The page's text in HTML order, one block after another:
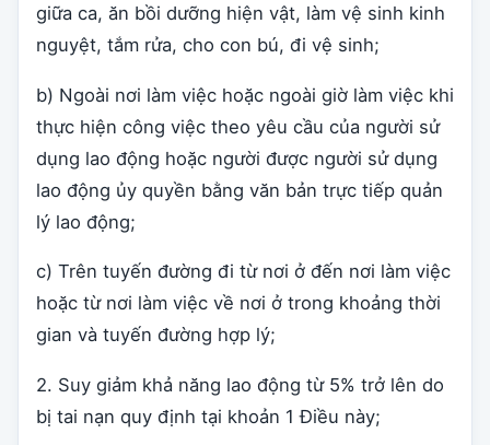
giữa ca, ăn bồi dưỡng hiện vật, làm vệ sinh kinh
nguyệt, tắm rửa, cho con bú, đi vệ sinh;
b) Ngoài nơi làm việc hoặc ngoài giờ làm việc khi
thực hiện công việc theo yêu cầu của người sử
dụng lao động hoặc người được người sử dụng
lao động ủy quyền bằng văn bản trực tiếp quản
lý lao động;
c) Trên tuyến đường đi từ nơi ở đến nơi làm việc
hoặc từ nơi làm việc về nơi ở trong khoảng thời
gian và tuyến đường hợp lý;
2. Suy giảm khả năng lao động từ 5% trở lên do
bị tai nạn quy định tại khoản 1 Điều này;